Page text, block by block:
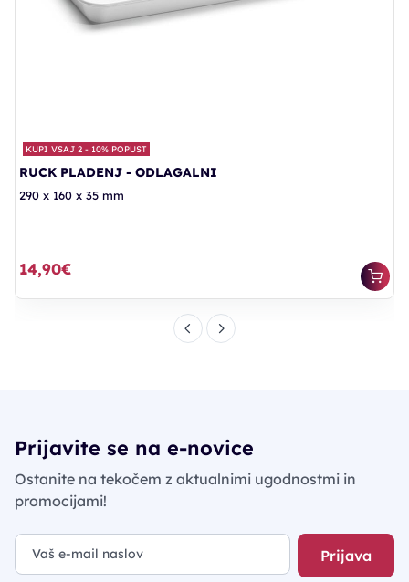
KUPI VSAJ 2 - 10% POPUST
RUCK PLADENJ - ODLAGALNI
290 x 160 x 35 mm
14,90€
Prijavite se na e-novice
Ostanite na tekočem z aktualnimi ugodnostmi in
promocijami!
Prijava